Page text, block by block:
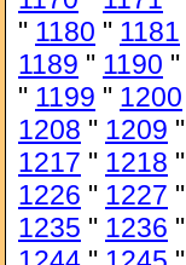
" 1180 " 1181
1189 " 1190 "
" 1199 " 1200
1208 " 1209 "
1217 " 1218 "
1226 " 1227 "
1235 " 1236 "